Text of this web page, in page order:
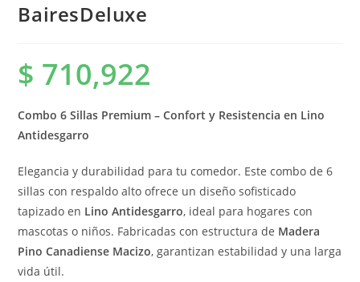
BairesDeluxe
$ 710,922
Combo 6 Sillas Premium – Confort y Resistencia en Lino
Antidesgarro
Elegancia y durabilidad para tu comedor. Este combo de 6
sillas con respaldo alto ofrece un diseño sofisticado
tapizado en Lino Antidesgarro, ideal para hogares con
mascotas o niños. Fabricadas con estructura de Madera
Pino Canadiense Macizo, garantizan estabilidad y una larga
vida útil.